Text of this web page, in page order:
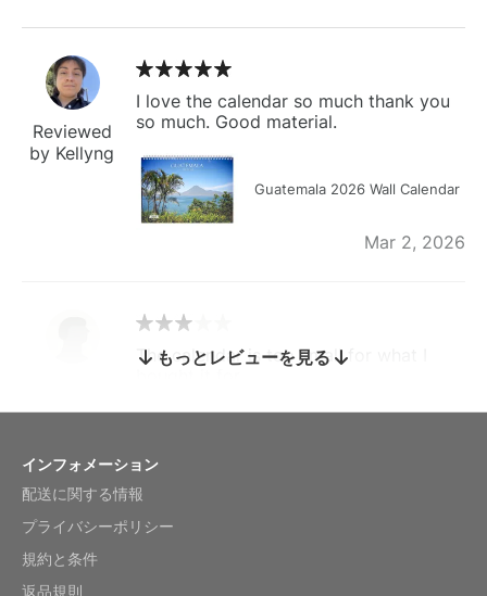
Reviewed
by Kellyng
I love the calendar so much thank you
so much. Good material.
Guatemala 2026 Wall Calendar
Mar 2, 2026
by charles
The calendar is too small for what I
もっとレビューを見る
インフォメーション
配送に関する情報
プライバシーポリシー
規約と条件
返品規則